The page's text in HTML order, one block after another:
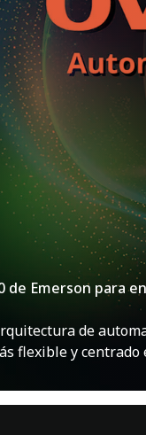
de Emerson para
de
flexible y centrado